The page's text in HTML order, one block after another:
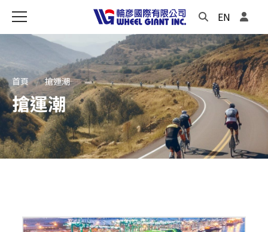
EN
首頁 搶運潮
搶運潮